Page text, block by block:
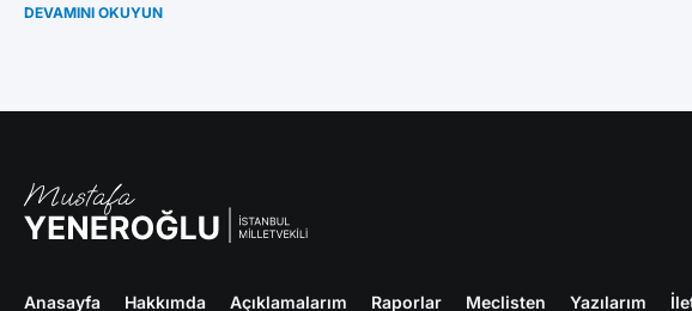
DEVAMINI OKUYUN
Anasayfa Hakkımda Açıklamalarım Raporlar Meclisten Yazılarım